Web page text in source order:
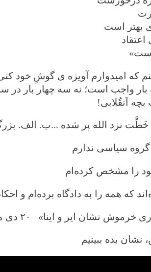
بهتر است
که امیدوارم آویزه ی گوشِ خود
واجب است؛ نه سه چهار بار در
اَنقُلابی!
نزد الله پر شده ...ب. الف. بزرگمهر ۲۳
گروه سیاسی ندارم
را مشخص کرده‌ام
که همه را به دادگاه برده‌ام و
نشان ایر و اینا» ۲۰ دی ماه
نشان بده ببینیم